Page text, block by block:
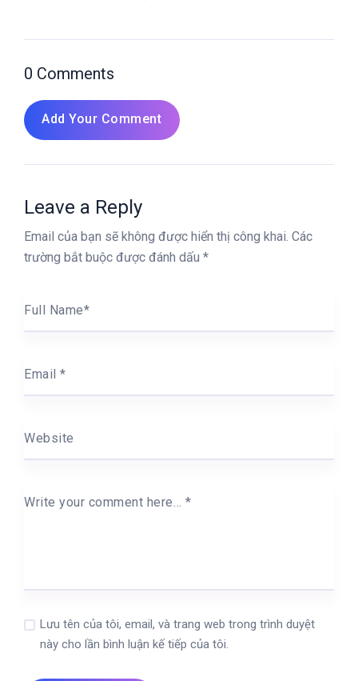
0 Comments
Add Your Comment
Leave a Reply
Email của bạn sẽ không được hiển thị công khai. Các
trường bắt buộc được đánh dấu *
Full Name*
Email *
Website
Write your comment here… *
Lưu tên của tôi, email, và trang web trong trình duyệt
này cho lần bình luận kế tiếp của tôi.